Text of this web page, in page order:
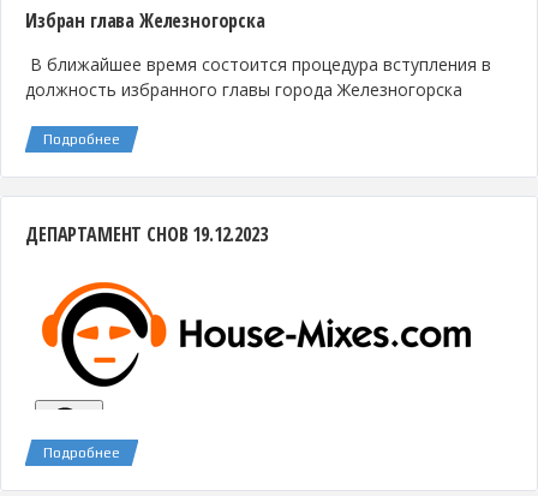
Избран глава Железногорска
В ближайшее время состоится процедура вступления в
должность избранного главы города Железногорска
Подробнее
ДЕПАРТАМЕНТ СНОВ 19.12.2023
Подробнее